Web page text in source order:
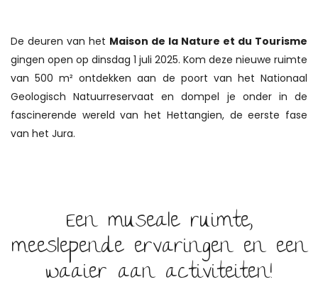
De deuren van het Maison de la Nature et du Tourisme
gingen open op dinsdag 1 juli 2025. Kom deze nieuwe ruimte
van 500 m² ontdekken aan de poort van het Nationaal
Geologisch Natuurreservaat en dompel je onder in de
fascinerende wereld van het Hettangien, de eerste fase
van het Jura.
Een museale ruimte,
meeslepende ervaringen en een
waaier aan activiteiten!